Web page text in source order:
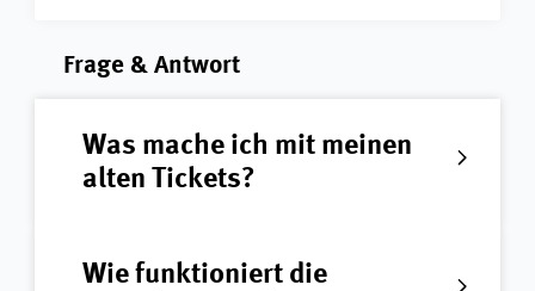
Frage & Antwort
Was mache ich mit meinen
alten Tickets?
Wie funktioniert die